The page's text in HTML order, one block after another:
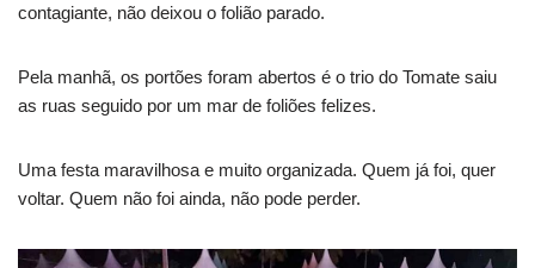
contagiante, não deixou o folião parado.
Pela manhã, os portões foram abertos é o trio do Tomate saiu
as ruas seguido por um mar de foliões felizes.
Uma festa maravilhosa e muito organizada. Quem já foi, quer
voltar. Quem não foi ainda, não pode perder.